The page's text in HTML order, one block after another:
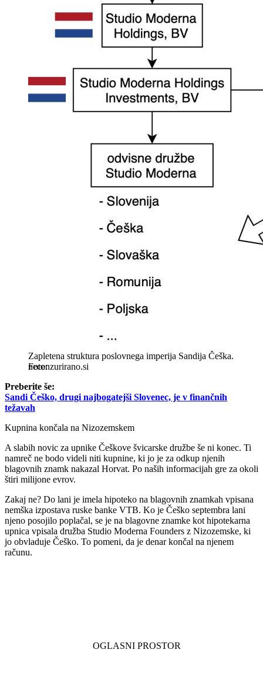
Zapletena struktura poslovnega imperija Sandija Češka.
necenzurirano.si
Preberite še:
Sandi Češko, drugi najbogatejši Slovenec, je v finančnih
težavah
Kupnina končala na Nizozemskem
A slabih novic za upnike Češkove švicarske družbe še ni konec. Ti
namreč ne bodo videli niti kupnine, ki jo je za odkup njenih
blagovnih znamk nakazal Horvat. Po naših informacijah gre za okoli
štiri milijone evrov.
Zakaj ne? Do lani je imela hipoteko na blagovnih znamkah vpisana
nemška izpostava ruske banke VTB. Ko je Češko septembra lani
njeno posojilo poplačal, se je na blagovne znamke kot hipotekarna
upnica vpisala družba Studio Moderna Founders z Nizozemske, ki
jo obvladuje Češko. To pomeni, da je denar končal na njenem
računu.